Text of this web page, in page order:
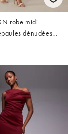
robe midi
dénudées
scuba